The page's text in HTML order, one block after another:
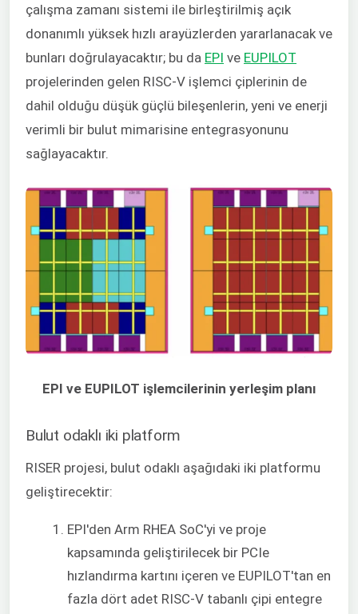
çalışma zamanı sistemi ile birleştirilmiş açık
donanımlı yüksek hızlı arayüzlerden yararlanacak ve
bunları doğrulayacaktır; bu da EPI ve EUPILOT
projelerinden gelen RISC-V işlemci çiplerinin de
dahil olduğu düşük güçlü bileşenlerin, yeni ve enerji
verimli bir bulut mimarisine entegrasyonunu
sağlayacaktır.
EPI ve EUPILOT işlemcilerinin yerleşim planı
Bulut odaklı iki platform
RISER projesi, bulut odaklı aşağıdaki iki platformu
geliştirecektir:
EPI'den Arm RHEA SoC'yi ve proje
kapsamında geliştirilecek bir PCIe
hızlandırma kartını içeren ve EUPILOT'tan en
fazla dört adet RISC-V tabanlı çipi entegre